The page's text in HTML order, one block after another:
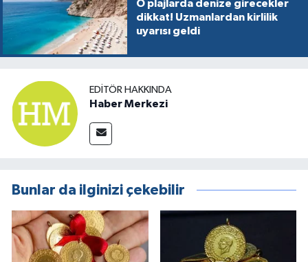
O plajlarda denize girecekler
dikkat! Uzmanlardan kirlilik
uyarısı geldi
EDITÖR HAKKINDA
Haber Merkezi
Bunlar da ilginizi çekebilir